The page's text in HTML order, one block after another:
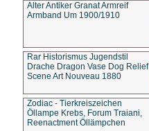
Alter Antiker Granat Armreif
Armband Um 1900/1910
Rar Historismus Jugendstil
Drache Dragon Vase Dog Relief
Scene Art Nouveau 1880
Zodiac - Tierkreiszeichen
Öllampe Krebs, Forum Traiani,
Reenactment Öllämpchen